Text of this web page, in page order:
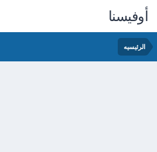
أوفيسنا
الرئيسيه